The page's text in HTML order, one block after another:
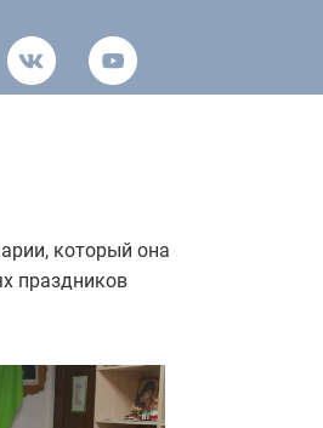
который она
праздников